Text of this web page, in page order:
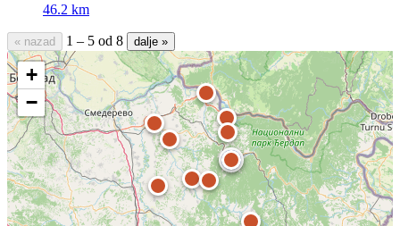
46.2 km
« nazad 1 – 5 od 8 dalje »
+
−